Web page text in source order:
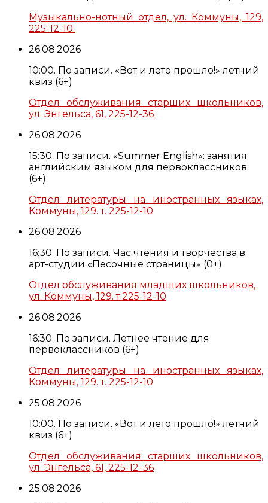
Музыкально-нотный отдел, ул. Коммуны, 129,
225-12-10.
26.08.2026
10:00. По записи. «Вот и лето прошло!» летний
квиз (6+)
Отдел обслуживания старших школьников,
ул. Энгельса, 61, 225-12-36
26.08.2026
15:30. По записи. «Summer English»: занятия
английским языком для первоклассников
(6+)
Отдел литературы на иностранных языках,
Коммуны, 129. т. 225-12-10
26.08.2026
16:30. По записи. Час чтения и творчества в
арт-студии «Песочные страницы» (0+)
Отдел обслуживания младших школьников,
ул. Коммуны, 129. т.225-12-10
26.08.2026
16:30. По записи. Летнее чтение для
первоклассников (6+)
Отдел литературы на иностранных языках,
Коммуны, 129. т. 225-12-10
25.08.2026
10:00. По записи. «Вот и лето прошло!» летний
квиз (6+)
Отдел обслуживания старших школьников,
ул. Энгельса, 61, 225-12-36
25.08.2026